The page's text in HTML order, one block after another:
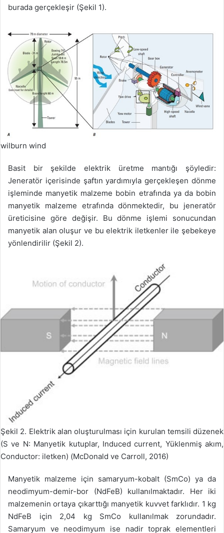
burada gerçekleşir (Şekil 1).
wilburn wind
Basit bir şekilde elektrik üretme mantığı şöyledir:
Jeneratör içerisinde şaftın yardımıyla gerçekleşen dönme
işleminde manyetik malzeme bobin etrafında ya da bobin
manyetik malzeme etrafında dönmektedir, bu jeneratör
üreticisine göre değişir. Bu dönme işlemi sonucundan
manyetik alan oluşur ve bu elektrik iletkenler ile şebekeye
yönlendirilir (Şekil 2).
Şekil 2. Elektrik alan oluşturulması için kurulan temsili düzenek
(S ve N: Manyetik kutuplar, Induced current, Yüklenmiş akım,
Conductor: iletken) (McDonald ve Carroll, 2016)
Manyetik malzeme için samaryum-kobalt (SmCo) ya da
neodimyum-demir-bor (NdFeB) kullanılmaktadır. Her iki
malzemenin ortaya çıkarttığı manyetik kuvvet farklıdır. 1 kg
NdFeB için 2,04 kg SmCo kullanılmak zorundadır.
Samaryum ve neodimyum ise nadir toprak elementleri